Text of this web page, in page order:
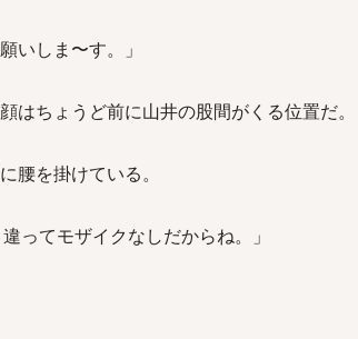
いしま〜す。」
ちょうど前に山井の股間がくる位置だ。
腰を掛けている。
ってモザイクなしだからね。」